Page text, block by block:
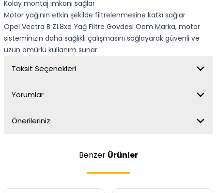
Kolay montaj imkanı sağlar
Motor yağının etkin şekilde filtrelenmesine katkı sağlar
Opel Vectra B Z1.8xe Yağ Filtre Gövdesi Oem Marka, motor
sisteminizin daha sağlıklı çalışmasını sağlayarak güvenli ve
uzun ömürlü kullanım sunar.
Taksit Seçenekleri
Yorumlar
Önerileriniz
Benzer Ürünler